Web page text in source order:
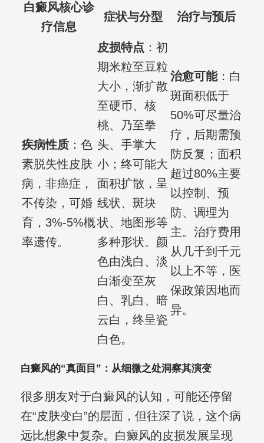
白癜风核心诊
疗信息
症状与分型 治疗与预后
疾病性质：色
素脱失性皮肤
病，非癌症，
不传染，可婚
育，3%-5%概
率遗传。
皮损特点 ：初
期米粒至豆粒
大小，渐扩散
至硬币、核
桃、乃至拳
头、手掌大
小；终可能大
面积扩散，呈
线状、斑块
状、地图形等
多种形状。颜
色由浅白、淡
白渐变至灰
白、乳白、暗
云白，终呈瓷
白色。
治愈可能：白
斑面积低于
50%可尽量治
疗，后期需预
防反复；面积
超过80%主要
以控制、预
防、调理为
主。治疗费用
从几千到千元
以上不等，医
保政策因地而
异。
白癜风的“真面目”：从细微之处洞察其演变
很多朋友对于白癜风的认知，可能还停留
在“皮肤变白”的层面，但往深了说，这个病
远比想象中复杂。白癜风的皮损发展呈现